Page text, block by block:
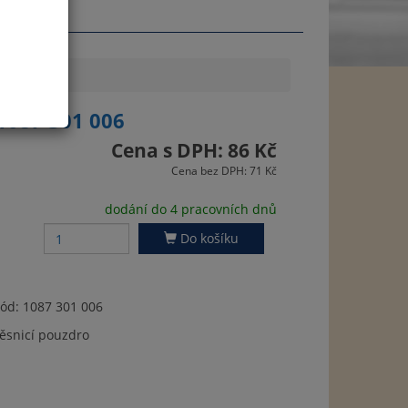
301 006
Cena s DPH: 86 Kč
Cena bez DPH: 71 Kč
dodání do 4 pracovních dnů
Do košíku
1087 301 006
pouzdro